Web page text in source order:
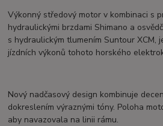
Výkonný středový motor v kombinaci s
hydraulickými brzdami Shimano a
s hydraulickým tlumením Suntour XCM,
jízdních výkonů tohoto horského
Nový nadčasový design kombinuje
dokreslením výraznými tóny. Poloha
aby navazovala na linii rámu.